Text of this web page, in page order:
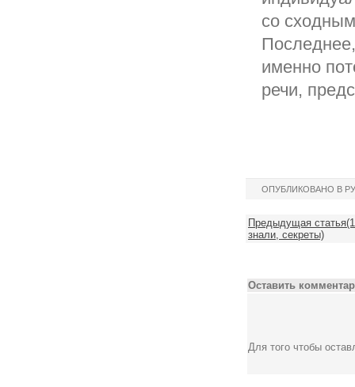
со
именно
речи,
ОПУБЛИКОВАНО В
Предыдущая
знали, секреты)
Оставить
Для того чтобы